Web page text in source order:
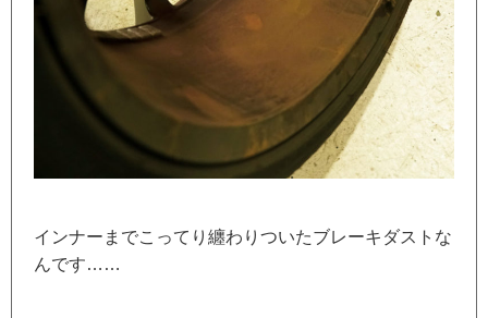
インナーまでこってり纏わりついたブレーキダストな
んです……